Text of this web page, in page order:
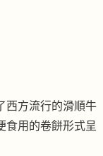
西方流行的滑順牛
食用的卷餅形式呈